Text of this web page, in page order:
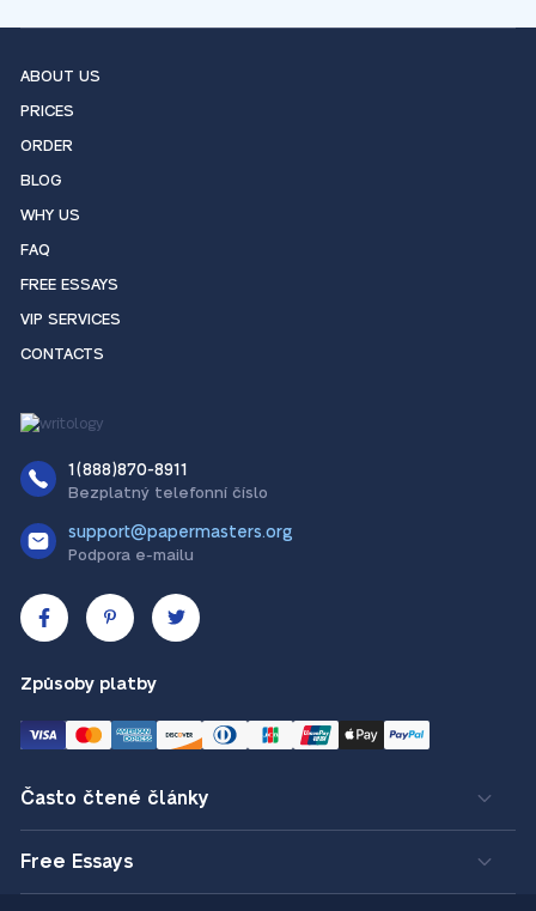
ABOUT US
PRICES
ORDER
BLOG
WHY US
FAQ
FREE ESSAYS
VIP SERVICES
CONTACTS
1(888)870-8911
Bezplatný telefonní číslo
support@papermasters.org
Podpora e-mailu
Způsoby platby
Často čtené články
Free Essays